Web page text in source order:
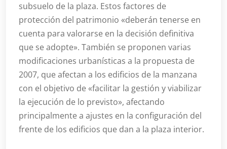
subsuelo de la plaza. Estos factores de
protección del patrimonio «deberán tenerse en
cuenta para valorarse en la decisión definitiva
que se adopte». También se proponen varias
modificaciones urbanísticas a la propuesta de
2007, que afectan a los edificios de la manzana
con el objetivo de «facilitar la gestión y viabilizar
la ejecución de lo previsto», afectando
principalmente a ajustes en la configuración del
frente de los edificios que dan a la plaza interior.